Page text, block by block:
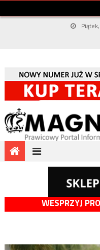
WESPRZYJ